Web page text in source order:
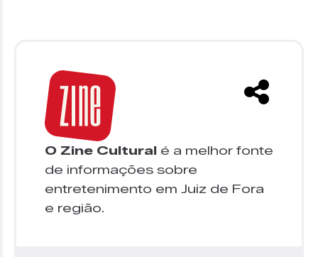
O Zine Cultural é a melhor fonte
de informações sobre
entretenimento em Juiz de Fora
e região.